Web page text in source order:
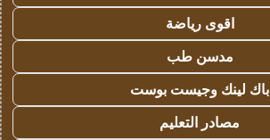
اقوى رياضة
مدسن طب
باك لينك وجيست بوست
مصادر التعليم